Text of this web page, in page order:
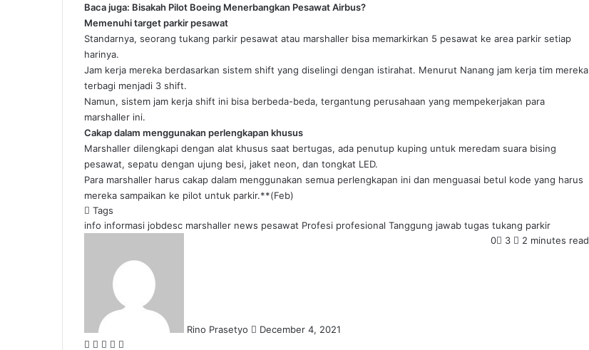
Baca juga: Bisakah Pilot Boeing Menerbangkan Pesawat Airbus?
Memenuhi target parkir pesawat
Standarnya, seorang tukang parkir pesawat atau marshaller bisa memarkirkan 5 pesawat ke area parkir setiap
harinya.
Jam kerja mereka berdasarkan sistem shift yang diselingi dengan istirahat. Menurut Nanang jam kerja tim mereka
terbagi menjadi 3 shift.
Namun, sistem jam kerja shift ini bisa berbeda-beda, tergantung perusahaan yang mempekerjakan para
marshaller ini.
Cakap dalam menggunakan perlengkapan khusus
Marshaller dilengkapi dengan alat khusus saat bertugas, ada penutup kuping untuk meredam suara bising
pesawat, sepatu dengan ujung besi, jaket neon, dan tongkat LED.
Para marshaller harus cakap dalam menggunakan semua perlengkapan ini dan menguasai betul kode yang harus
mereka sampaikan ke pilot untuk parkir.**(Feb)
Tags
info informasi jobdesc marshaller news pesawat Profesi profesional Tanggung jawab tugas tukang parkir
Rino Prasetyo December 4, 2021
0 3 2 minutes read
Facebook
X LinkedIn
WhatsApp